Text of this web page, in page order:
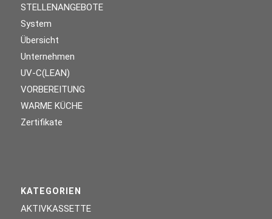
STELLENANGEBOTE
System
Übersicht
Unternehmen
UV-C(LEAN)
VORBEREITUNG
WARME KÜCHE
Zertifikate
KATEGORIEN
AKTIVKASSETTE